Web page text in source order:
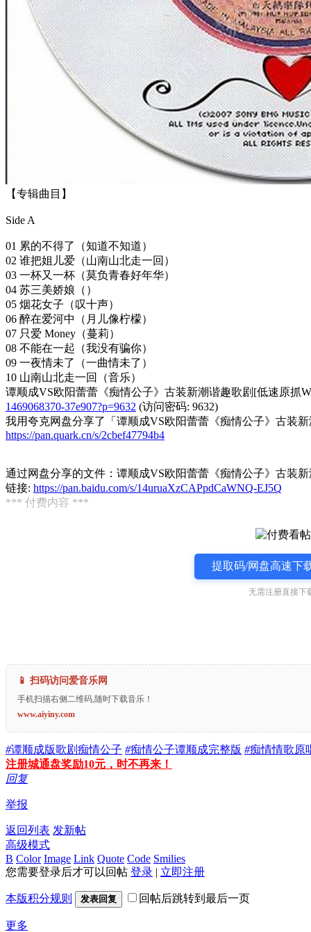
【专辑曲目】
Side A
01 累的不得了（知道不知道）
02 谁把姐儿爱（山南山北走一回）
03 一杯又一杯（莫负青春好年华）
04 苏三美娇娘（）
05 烟花女子（叹十声）
06 醉在爱河中（月儿像柠檬）
07 只爱 Money（蔓莉）
08 不能在一起（我没有骗你）
09 一夜情未了（一曲情未了）
10 山南山北走一回（音乐）
谭顺成VS欧阳蕾蕾《痴情公子》古装新潮谐趣歌剧[低速原抓
1469068370-37e907?p=9632 (访问密码: 9632)
我用夸克网盘分享了「谭顺成VS欧阳蕾蕾《痴情公子》古装
https://pan.quark.cn/s/2cbef47794b4
通过网盘分享的文件：谭顺成VS欧阳蕾蕾《痴情公子》古装
链接: https://pan.baidu.com/s/14uruaXzCAPpdCaWNQ-EJ5Q
*** 付费内容 ***
提取码/网盘高速下
无需注册直接下
📱 扫码访问爱音乐网
手机扫描右侧二维码,随时下载音乐！
www.aiyiny.com
#谭顺成版歌剧痴情公子 #痴情公子谭顺成完整版 #痴情情歌原
注册城通盘奖励10元，时不再来！
回复
举报
返回列表 发新帖
高级模式
B Color Image Link Quote Code Smilies
您需要登录后才可以回帖 登录 | 立即注册
本版积分规则 发表回复 回帖后跳转到最后一页
更多